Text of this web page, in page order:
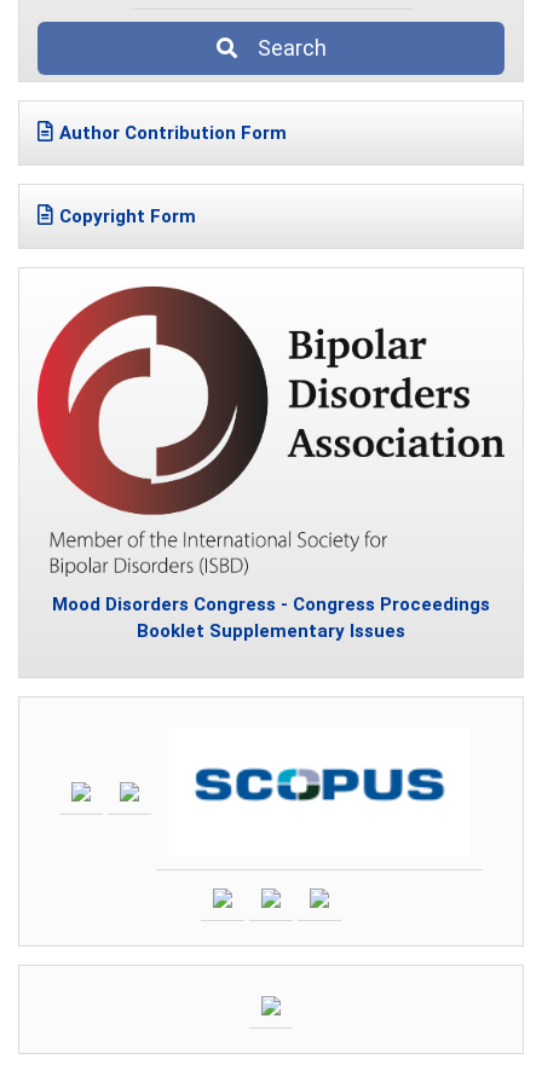
Search
Author Contribution Form
Copyright Form
Mood Disorders Congress - Congress Proceedings
Booklet Supplementary Issues